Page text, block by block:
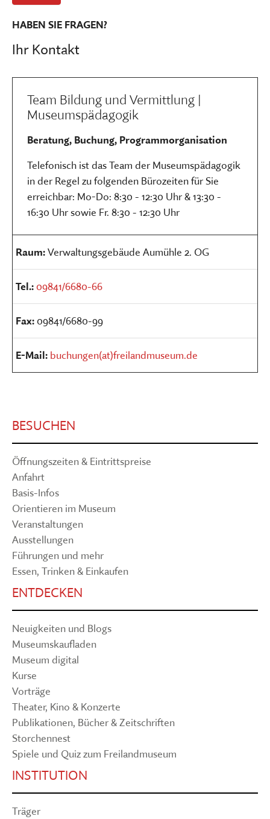
Ihr Kontakt
HABEN SIE FRAGEN?
Team Bildung und Vermittlung |
Museumspädagogik
Beratung, Buchung, Programmorganisation
Telefonisch ist das Team der Museumspädagogik
in der Regel zu folgenden Bürozeiten für Sie
erreichbar: Mo-Do: 8:30 - 12:30 Uhr & 13:30 -
16:30 Uhr sowie Fr. 8:30 - 12:30 Uhr
Raum:Verwaltungsgebäude Aumühle 2. OG
Tel.:09841/6680-66
Fax:09841/6680-99
E-Mail: buchungen(at)freilandmuseum.de
BESUCHEN
Öffnungszeiten & Eintrittspreise
Anfahrt
Basis-Infos
Orientieren im Museum
Veranstaltungen
Ausstellungen
Führungen und mehr
Essen, Trinken & Einkaufen
ENTDECKEN
Neuigkeiten und Blogs
Museumskaufladen
Museum digital
Kurse
Vorträge
Theater, Kino & Konzerte
Publikationen, Bücher & Zeitschriften
Storchennest
Spiele und Quiz zum Freilandmuseum
INSTITUTION
Träger